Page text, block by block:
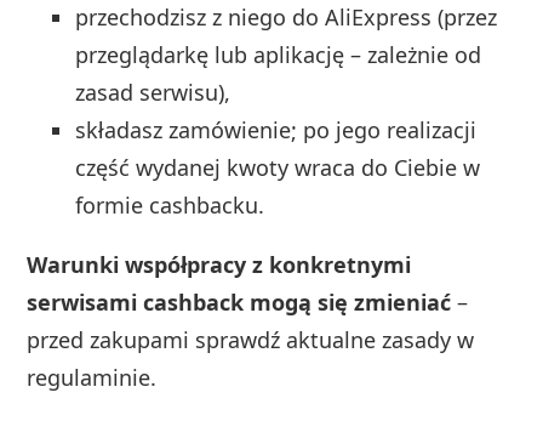
przechodzisz z niego do AliExpress (przez
przeglądarkę lub aplikację – zależnie od
zasad serwisu),
składasz zamówienie; po jego realizacji
część wydanej kwoty wraca do Ciebie w
formie cashbacku.
Warunki współpracy z konkretnymi
serwisami cashback mogą się zmieniać –
przed zakupami sprawdź aktualne zasady w
regulaminie.